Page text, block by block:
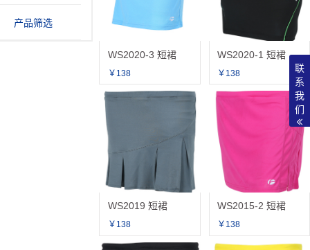
产品筛选
WS2020-3 短裙
￥138
WS2020-1 短裙
￥138
WS2019 短裙
￥138
WS2015-2 短裙
￥138
联
系
我
们